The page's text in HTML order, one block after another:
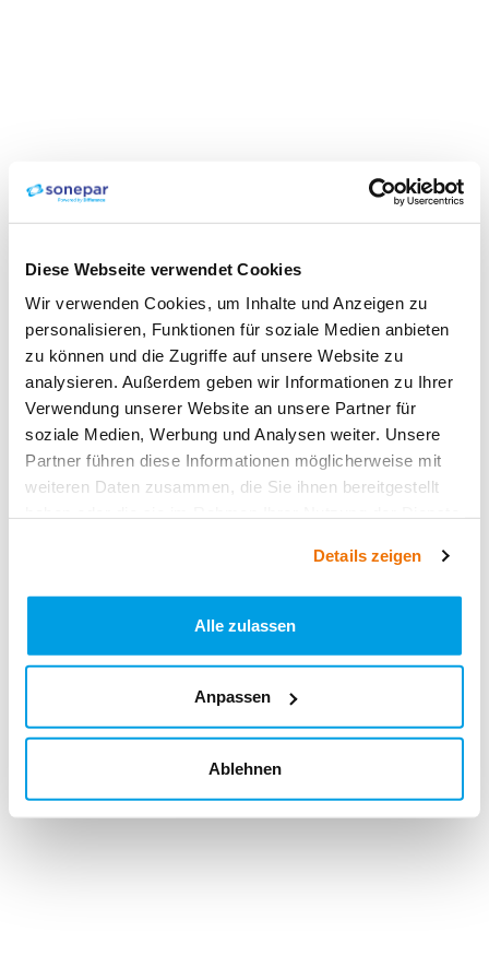
Diese Webseite verwendet Cookies
Wir verwenden Cookies, um Inhalte und Anzeigen zu
personalisieren, Funktionen für soziale Medien anbieten
zu können und die Zugriffe auf unsere Website zu
analysieren. Außerdem geben wir Informationen zu Ihrer
Verwendung unserer Website an unsere Partner für
soziale Medien, Werbung und Analysen weiter. Unsere
Partner führen diese Informationen möglicherweise mit
weiteren Daten zusammen, die Sie ihnen bereitgestellt
Details zeigen
Alle zulassen
Anpassen
Ablehnen